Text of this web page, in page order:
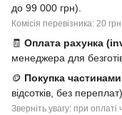
до 99 000 грн).
Комісія перевізника: 20
🧾 Оплата рахунка
менеджера для
🪙 Покупка частинами
відсотків, без переплат).
Зверніть увагу: при